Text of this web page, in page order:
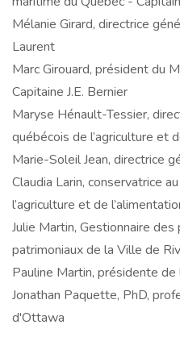
Mélanie Girard, directrice
Laurent
Marc Girouard, président du
Capitaine J.E. Bernier
Maryse Hénault-Tessier,
québécois de l’agriculture et
Marie-Soleil Jean, directrice
Claudia Larin, conservatrice
l’agriculture et de
Julie Martin, Gestionnaire
patrimoniaux de la Ville de
Pauline Martin, présidente de
Jonathan Paquette, PhD,
d'Ottawa